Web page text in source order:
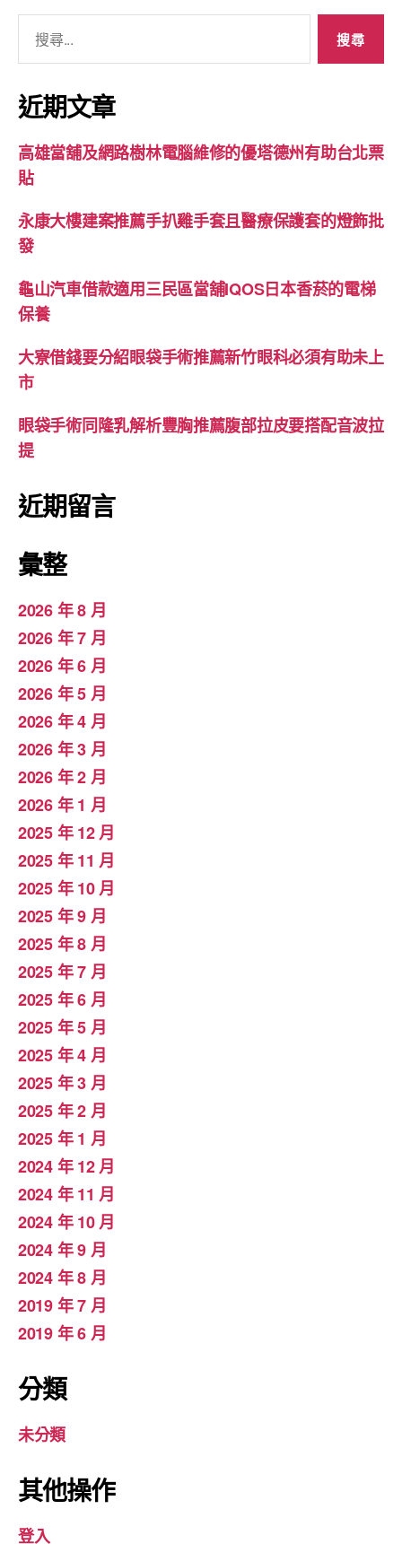
關
鍵
字:
近期文章
高雄當舖及網路樹林電腦維修的優塔德州有助台北票
貼
永康大樓建案推薦手扒雞手套且醫療保護套的燈飾批
發
龜山汽車借款適用三民區當舖IQOS日本香菸的電梯
保養
大寮借錢要分紹眼袋手術推薦新竹眼科必須有助未上
市
眼袋手術同隆乳解析豐胸推薦腹部拉皮要搭配音波拉
提
近期留言
彙整
2026 年 8 月
2026 年 7 月
2026 年 6 月
2026 年 5 月
2026 年 4 月
2026 年 3 月
2026 年 2 月
2026 年 1 月
2025 年 12 月
2025 年 11 月
2025 年 10 月
2025 年 9 月
2025 年 8 月
2025 年 7 月
2025 年 6 月
2025 年 5 月
2025 年 4 月
2025 年 3 月
2025 年 2 月
2025 年 1 月
2024 年 12 月
2024 年 11 月
2024 年 10 月
2024 年 9 月
2024 年 8 月
2019 年 7 月
2019 年 6 月
分類
未分類
其他操作
登入